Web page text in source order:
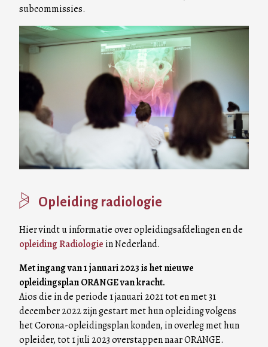
subcommissies.
Image
Opleiding radiologie
Hier vindt u informatie over opleidingsafdelingen en de
opleiding Radiologie in Nederland.
Met ingang van 1 januari 2023 is het nieuwe
opleidingsplan ORANGE van kracht.
Aios die in de periode 1 januari 2021 tot en met 31
december 2022 zijn gestart met hun opleiding volgens
het Corona-opleidingsplan konden, in overleg met hun
opleider, tot 1 juli 2023 overstappen naar ORANGE.